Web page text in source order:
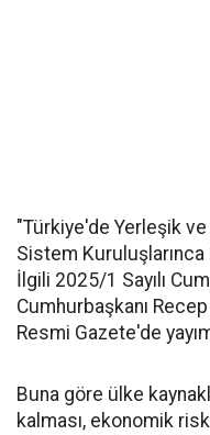
"Türkiye'de Yerleşik
Sistem Kuruluşlarınca
İlgili 2025/1 Sayılı
Cumhurbaşkanı
Resmi Gazete'de
Buna göre ülke
kalması, ekonomik